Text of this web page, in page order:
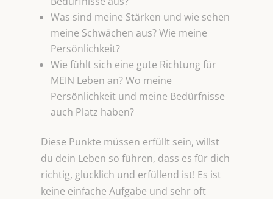
Was sind meine Stärken und wie sehen
meine Schwächen aus? Wie meine
Persönlichkeit?
Wie fühlt sich eine gute Richtung für
MEIN Leben an? Wo meine
Persönlichkeit und meine Bedürfnisse
auch Platz haben?
Diese Punkte müssen erfüllt sein, willst
du dein Leben so führen, dass es für dich
richtig, glücklich und erfüllend ist! Es ist
keine einfache Aufgabe und sehr oft